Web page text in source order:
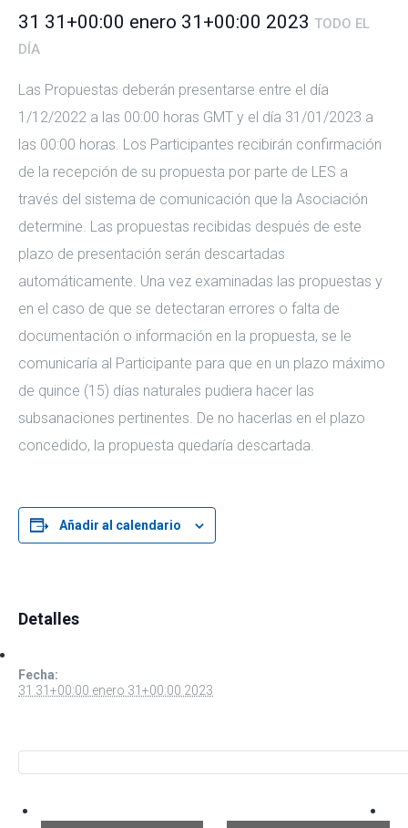
31 31+00:00 enero 31+00:00 2023 TODO EL
DÍA
Las Propuestas deberán presentarse entre el día
1/12/2022 a las 00:00 horas GMT y el día 31/01/2023 a
las 00:00 horas. Los Participantes recibirán confirmación
de la recepción de su propuesta por parte de LES a
través del sistema de comunicación que la Asociación
determine. Las propuestas recibidas después de este
plazo de presentación serán descartadas
automáticamente. Una vez examinadas las propuestas y
en el caso de que se detectaran errores o falta de
documentación o información en la propuesta, se le
comunicaría al Participante para que en un plazo máximo
de quince (15) días naturales pudiera hacer las
subsanaciones pertinentes. De no hacerlas en el plazo
concedido, la propuesta quedaría descartada.
Añadir al calendario
Detalles
Fecha:
31 31+00:00 enero 31+00:00 2023
N